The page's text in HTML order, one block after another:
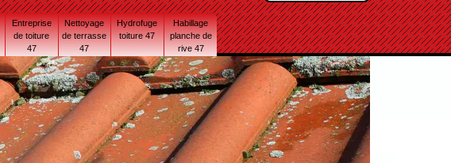
Entreprise
de toiture
47
Nettoyage
de terrasse
47
Hydrofuge
toiture 47
Habillage
planche de
rive 47